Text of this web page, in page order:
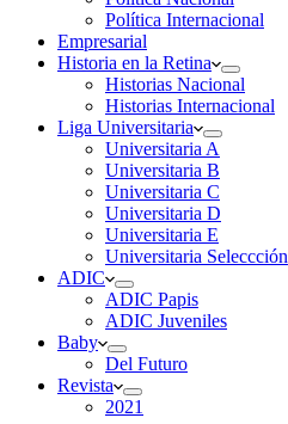
Política Internacional
Empresarial
Historia en la Retina
Historias Nacional
Historias Internacional
Liga Universitaria
Universitaria A
Universitaria B
Universitaria C
Universitaria D
Universitaria E
Universitaria Seleccción
ADIC
ADIC Papis
ADIC Juveniles
Baby
Del Futuro
Revista
2021